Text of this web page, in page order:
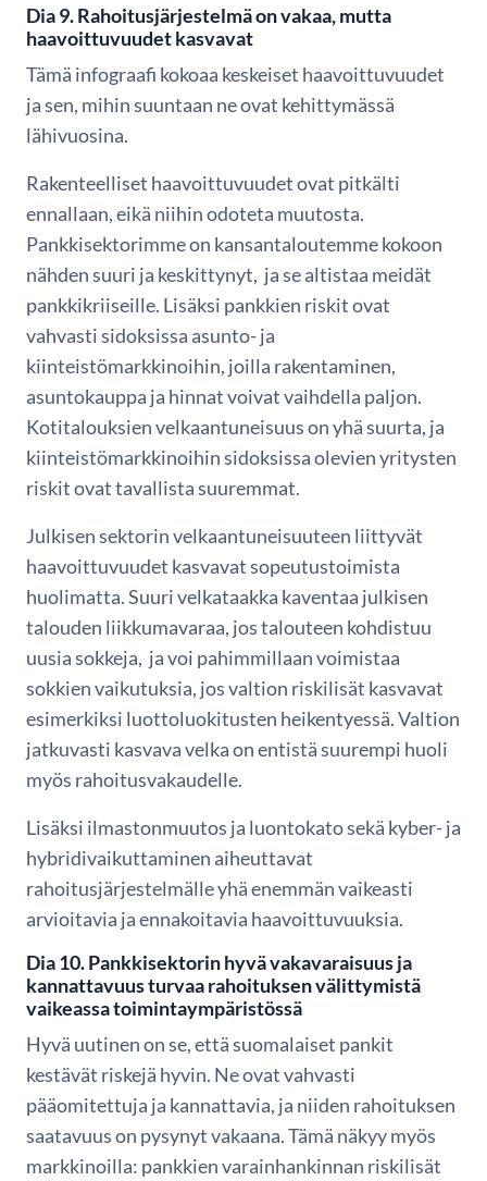
Dia 9. Rahoitusjärjestelmä on vakaa, mutta
haavoittuvuudet kasvavat
Tämä infograafi kokoaa keskeiset haavoittuvuudet
ja sen, mihin suuntaan ne ovat kehittymässä
lähivuosina.
Rakenteelliset haavoittuvuudet ovat pitkälti
ennallaan, eikä niihin odoteta muutosta.
Pankkisektorimme on kansantaloutemme kokoon
nähden suuri ja keskittynyt, ja se altistaa meidät
pankkikriiseille. Lisäksi pankkien riskit ovat
vahvasti sidoksissa asunto- ja
kiinteistömarkkinoihin, joilla rakentaminen,
asuntokauppa ja hinnat voivat vaihdella paljon.
Kotitalouksien velkaantuneisuus on yhä suurta, ja
kiinteistömarkkinoihin sidoksissa olevien yritysten
riskit ovat tavallista suuremmat.
Julkisen sektorin velkaantuneisuuteen liittyvät
haavoittuvuudet kasvavat sopeutustoimista
huolimatta. Suuri velkataakka kaventaa julkisen
talouden liikkumavaraa, jos talouteen kohdistuu
uusia sokkeja, ja voi pahimmillaan voimistaa
sokkien vaikutuksia, jos valtion riskilisät kasvavat
esimerkiksi luottoluokitusten heikentyessä. Valtion
jatkuvasti kasvava velka on entistä suurempi huoli
myös rahoitusvakaudelle.
Lisäksi ilmastonmuutos ja luontokato sekä kyber- ja
hybridivaikuttaminen aiheuttavat
rahoitusjärjestelmälle yhä enemmän vaikeasti
arvioitavia ja ennakoitavia haavoittuvuuksia.
Dia 10. Pankkisektorin hyvä vakavaraisuus ja
kannattavuus turvaa rahoituksen välittymistä
vaikeassa toimintaympäristössä
Hyvä uutinen on se, että suomalaiset pankit
kestävät riskejä hyvin. Ne ovat vahvasti
pääomitettuja ja kannattavia, ja niiden rahoituksen
saatavuus on pysynyt vakaana. Tämä näkyy myös
markkinoilla: pankkien varainhankinnan riskilisät